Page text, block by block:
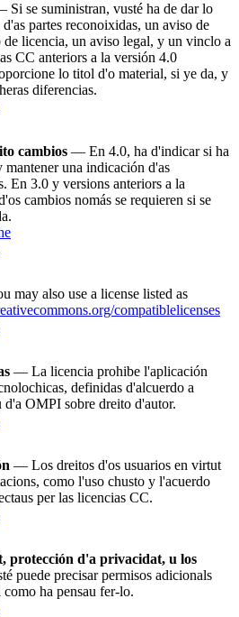
Si se suministran, vusté ha de dar lo
partes reconoixidas, un aviso de
licencia, un aviso legal, y un vinclo a
CC anteriors a la versión 4.0
lo titol d'o material, si ye da, y
diferencias.
cambios — En 4.0, ha d'indicar si ha
una indicación d'as
En 3.0 y versions anteriors a la
cambios nomás se requieren si se
may also use a license listed as
compatiblelicenses
— La licencia prohibe l'aplicación
definidas d'alcuerdo a
OMPI sobre dreito d'autor.
— Los dreitos d'os usuarios en virtut
como l'uso chusto y l'acuerdo
per las licencias CC.
protección d'a privacidat, u los
puede precisar permisos adicionals
ha pensau fer-lo.